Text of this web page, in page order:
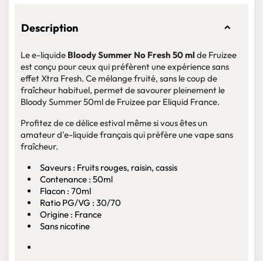
Description
Le e-liquide Bloody Summer No Fresh 50 ml de Fruizee
est conçu pour ceux qui préfèrent une expérience sans
effet Xtra Fresh. Ce mélange fruité, sans le coup de
fraîcheur habituel, permet de savourer pleinement le
Bloody Summer 50ml de Fruizee par Eliquid France.
Profitez de ce délice estival même si vous êtes un
amateur d'e-liquide français qui préfère une vape sans
fraîcheur.
Saveurs : Fruits rouges, raisin, cassis
Contenance : 50ml
Flacon : 70ml
Ratio PG/VG : 30/70
Origine : France
Sans nicotine